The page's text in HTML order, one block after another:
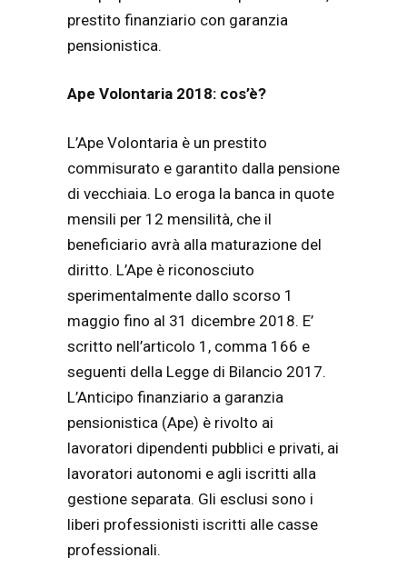
prestito finanziario con garanzia
pensionistica.
Ape Volontaria 2018: cos’è?
L’Ape Volontaria è un prestito
commisurato e garantito dalla pensione
di vecchiaia. Lo eroga la banca in quote
mensili per 12 mensilità, che il
beneficiario avrà alla maturazione del
diritto. L’Ape è riconosciuto
sperimentalmente dallo scorso 1
maggio fino al 31 dicembre 2018. E’
scritto nell’articolo 1, comma 166 e
seguenti della Legge di Bilancio 2017.
L’Anticipo finanziario a garanzia
pensionistica (Ape) è rivolto ai
lavoratori dipendenti pubblici e privati, ai
lavoratori autonomi e agli iscritti alla
gestione separata. Gli esclusi sono i
liberi professionisti iscritti alle casse
professionali.